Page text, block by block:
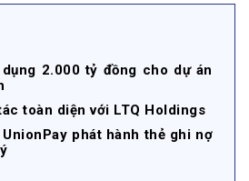
2.000 tỷ đồng cho dự án
toàn diện với LTQ Holdings
phát hành thẻ ghi nợ